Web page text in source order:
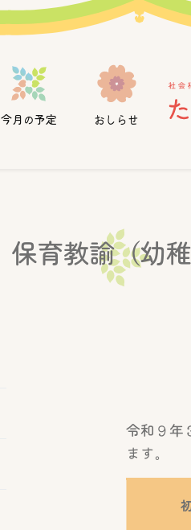
今月の予定 おしらせ
保育教諭（幼
令和９年
ます。